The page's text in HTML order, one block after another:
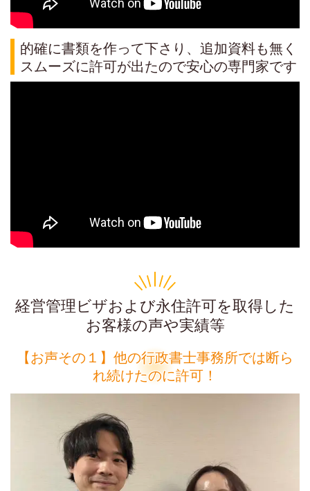
的確に書類を作って下さり、追加資料も無く
スムーズに許可が出たので安心の専門家です
経営管理ビザおよび永住許可を取得した
お客様の声や実績等
【お声その１】他の行政書士事務所では断ら
れ続けたのに許可！